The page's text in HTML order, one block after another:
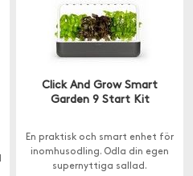
Click And Grow Smart
Garden 9 Start Kit
En praktisk och smart enhet för
inomhusodling. Odla din egen
supernyttiga sallad.